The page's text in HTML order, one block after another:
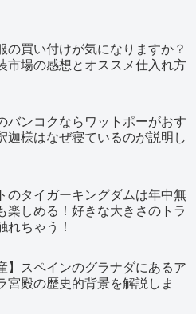
の買い付けが気になりますか？
市場の感想とオススメ仕入れ方
バンコクならワットポーがおす
迦様はなぜ寝ているのが説明し
のタイガーキングダムは年中無
楽しめる！好きな大きさのトラ
れちゃう！
】スペインのグラナダにあるア
宮殿の歴史的背景を解説しま